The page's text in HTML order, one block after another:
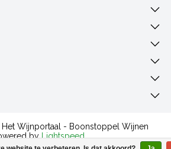
Wijnportaal - Boonstoppel Wijnen
byLightspeed
reserved byInStijl Media